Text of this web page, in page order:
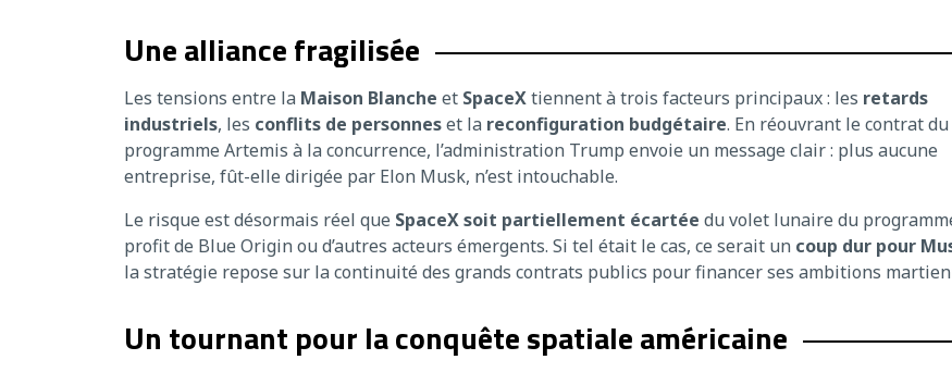
Une alliance fragilisée
Les tensions entre la Maison Blanche et SpaceXtiennent à trois facteurs principaux : les retards
industriels, les conflits de personneset la reconfiguration budgétaire. En réouvrant le contrat du
programme Artemis à la concurrence, l’administration Trump envoie un message clair : plus aucune
entreprise, fût-elle dirigée par Elon Musk, n’est intouchable.
Le risque est désormais réel que SpaceX soit partiellement écartée du volet lunaire du
profit de Blue Origin ou d’autres acteurs émergents. Si tel était le cas, ce serait un coup dur pour
la stratégie repose sur la continuité des grands contrats publics pour financer ses ambitions
Un tournant pour la conquête spatiale américaine